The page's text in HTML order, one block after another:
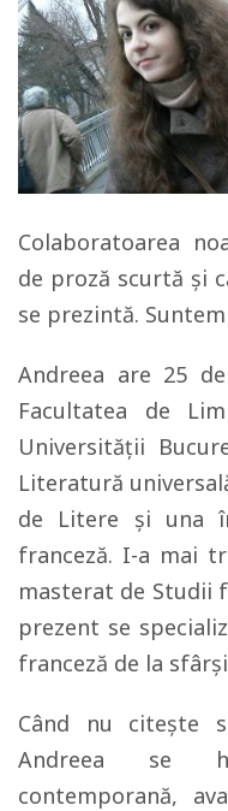
Colaboratoarea
de proză scurtă și
se prezintă.
Andreea are 25
Facultatea de
Universității
Literatură
de Litere şi una
franceză. I-a mai
masterat de Studii
prezent se
franceză de la
Când nu citeşte
Andreea se
contemporană,